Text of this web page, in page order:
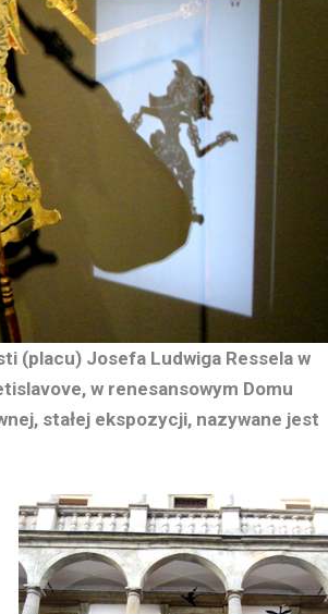
(placu) Josefa Ludwiga Ressela w
w renesansowym Domu
stałej ekspozycji, nazywane jest